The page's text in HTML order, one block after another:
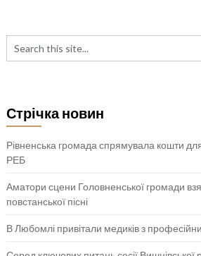
Стрічка новин
Рівненська громада спрямувала кошти
РЕБ
Аматори сцени Головненської громади
повстанської пісні
В Любомлі привітали медиків з